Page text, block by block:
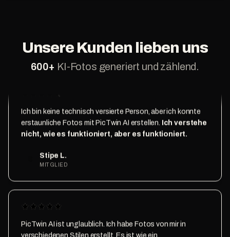
Unsere Kunden lieben uns
600+ KI-Fotos generiert und zählend.
D
MITGLIED
Ich bin keine technisch versierte Person, aber ich konnte
erstaunliche Fotos mit PicTwin AI erstellen.
Ich verstehe
nicht, wie es funktioniert, aber es funktioniert.
MITGLIED
PicTwin AI ist unglaublich. Ich habe Fotos von mir in
verschiedenen Stilen erstellt. Es ist wie ein